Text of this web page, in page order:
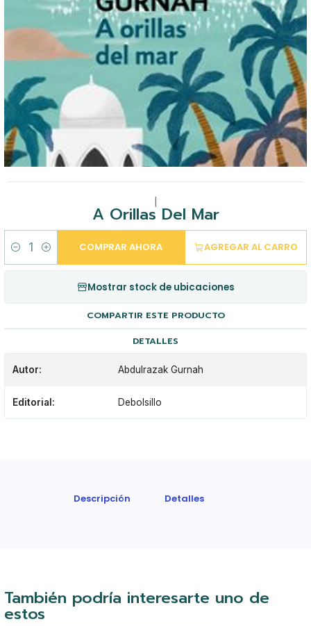
A Orillas Del Mar
Cantidad
AGREGAR AL CARRO
COMPRAR AHORA
Mostrar stock de ubicaciones
COMPARTIR ESTE PRODUCTO
DETALLES
Autor: Abdulrazak Gurnah
Editorial: Debolsillo
Descripción Detalles
También podría interesarte uno de
estos